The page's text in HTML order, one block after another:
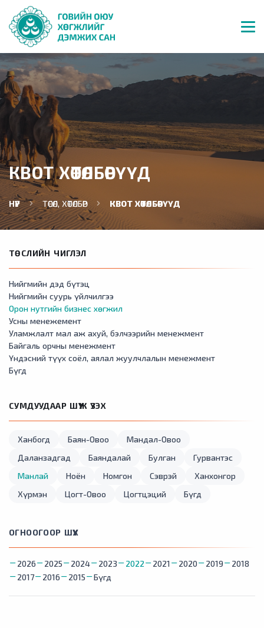
КВОТ ХӨТӨЛБӨРҮҮД
НҮҮР ТӨСӨЛ, ХӨТӨЛБӨР КВОТ ХӨТӨЛБӨРҮҮД
ТӨСЛИЙН ЧИГЛЭЛ
Нийгмийн дэд бүтэц
Нийгмийн суурь үйлчилгээ
Орон нутгийн бизнес хөгжил
Усны менежемент
Уламжлалт мал аж ахуй, бэлчээрийн менежмент
Байгаль орчны менежмент
Үндэсний түүх соёл, аялал жуулчлалын менежмент
Бүгд
СУМДУУДААР ШҮҮЖ ҮЗЭХ
Ханбогд Баян-Овоо
Мандал-Овоо
Даланзадгад
Баяндалай Булган
Гурвантэс
Манлай
Ноён Номгон Сэврэй
Ханхонгор
Хүрмэн
Цогт-Овоо Цогтцэций Бүгд
ОГНООГООР ШҮҮХ
2026 2025 2024 2023 2022 2021 2020 2019
2018
2017
2016 2015 Бүгд